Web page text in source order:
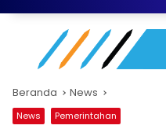
Beranda News
News Pemerintahan